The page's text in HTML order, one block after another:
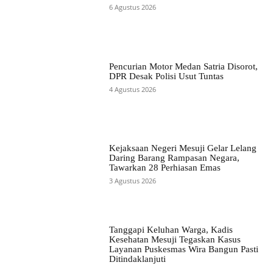
6 Agustus 2026
Pencurian Motor Medan Satria Disorot,
DPR Desak Polisi Usut Tuntas
4 Agustus 2026
Kejaksaan Negeri Mesuji Gelar Lelang
Daring Barang Rampasan Negara,
Tawarkan 28 Perhiasan Emas
3 Agustus 2026
Tanggapi Keluhan Warga, Kadis
Kesehatan Mesuji Tegaskan Kasus
Layanan Puskesmas Wira Bangun Pasti
Ditindaklanjuti